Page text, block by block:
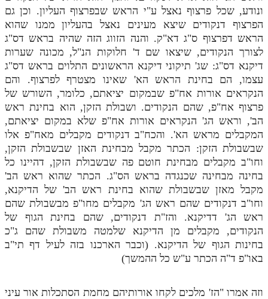
תלמוד עשר הספירות חלק א
תע"ס חלק ב' עיון
תע"ס חלק ג' עיון
תלמוד עשר הספירות חלק ד
תלמוד עשר הספירות חלק ה
תלמוד עשר הספירות חלק ו
תלמוד עשר הספירות חלק ז
תלמוד עשר הספירות חלק ח
תלמוד עשר הספירות חלק ט
תלמוד עשר הספירות חלק י
תלמוד עשר הספירות חלק יא
תלמוד עשר הספירות חלק יג
ונודע, שכל פרצוף נאצל ע"י הראש שבפרצוף העליון. וכן גם
הפרצוף דנקודים שיצא מעינים נאצל בהעליון ממנו שהוא
הראש דפרצוף ס"ג דא"ק. והנה הזווג הזה שהיה בראש דס"ג
לצורך הנקודים, שיצאו שם ד' חלוקות הנ"ל, מכונה שערות
דיקנא דס"ג: שג' תיקוני דיקנא הראשונים התלוים בראש דס"ג
עצמו, הם בחינת הראש הא' שאינו מצטרף לפרצוף. והם
הנקראים אורות אח"פ שבמקום יציאתם, כלומר, השורש של
פרצוף אח"פ, שהם הנקודים. ושבולת הזקן, הוא בחינת ראש
הב', וראש הג' הנקראים אורות אח"פ שלא במקום יציאתם,
המקבלים מראש הא'. והכח"ב דנקודים מקבלים מאח"פ אלו
שבשבולת הזקן: הכתר מקבל מבחינת האזן שבשבולת הזקן,
וחו"ב מקבלים מבחינת חוטם פה שבשבולת הזקן, דהיינו כל
בחינה מבחינה שכנגדה בראש הס"ג. הכתר שהוא ראש הב'
מקבל מאזן שבשבולת שהוא בחינת ראש הב' של הדיקנא,
וחו"ב דנקודים שהם ראש הג' מקבלים מחו"פ מבשבולת שהם
ראש הג' דדיקנא. והז"ת דנקודים, שהם בחינת הגוף של
הנקודים, מקבלים מן הדיקנא שלמטה משבולת שהם ג"כ
בחינות הגוף של הדיקנא. (וכבר הארכנו בזה לעיל דף תי"ב
באו"פ ד"ה הכתר ע"ש כל ההמשך)
וזה אמרו "הז' מלכים לקחו אורותיהם מחמת הסתכלות אור עיני